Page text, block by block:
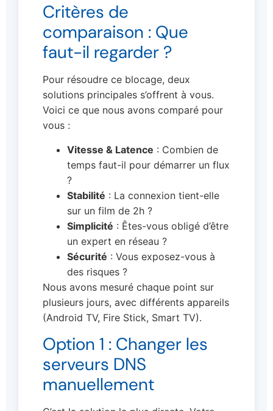
Critères de
comparaison : Que
faut-il regarder ?
Pour résoudre ce blocage, deux
solutions principales s’offrent à vous.
Voici ce que nous avons comparé pour
vous :
Vitesse & Latence : Combien de
temps faut-il pour démarrer un flux
?
Stabilité : La connexion tient-elle
sur un film de 2h ?
Simplicité : Êtes-vous obligé d’être
un expert en réseau ?
Sécurité : Vous exposez-vous à
des risques ?
Nous avons mesuré chaque point sur
plusieurs jours, avec différents appareils
(Android TV, Fire Stick, Smart TV).
Option 1 : Changer les
serveurs DNS
manuellement